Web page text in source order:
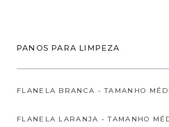
PANOS PARA LIMPEZA
FLANELA BRANCA - TAMANHO
FLANELA LARANJA - TAMANHO